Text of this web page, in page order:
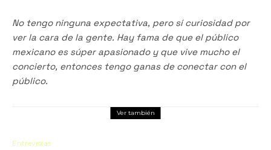
No tengo ninguna expectativa, pero sí curiosidad por
ver la cara de la gente. Hay fama de que el público
mexicano es súper apasionado y que vive mucho el
concierto, entonces tengo ganas de conectar con el
público.
Ver también
Entrevistas